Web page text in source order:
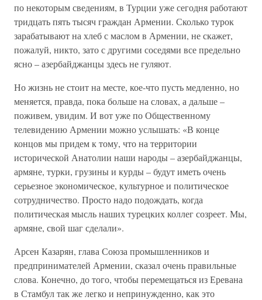
по некоторым сведениям, в Турции уже сегодня работают
тридцать пять тысяч граждан Армении. Сколько турок
зарабатывают на хлеб с маслом в Армении, не скажет,
пожалуй, никто, зато с другими соседями все предельно
ясно – азербайджанцы здесь не гуляют.
Но жизнь не стоит на месте, кое-что пусть медленно, но
меняется, правда, пока больше на словах, а дальше –
поживем, увидим. И вот уже по Общественному
телевидению Армении можно услышать: «В конце
концов мы придем к тому, что на территории
исторической Анатолии наши народы – азербайджанцы,
армяне, турки, грузины и курды – будут иметь очень
серьезное экономическое, культурное и политическое
сотрудничество. Просто надо подождать, когда
политическая мысль наших турецких коллег созреет. Мы,
армяне, свой шаг сделали».
Арсен Казарян, глава Союза промышленников и
предпринимателей Армении, сказал очень правильные
слова. Конечно, до того, чтобы перемещаться из Еревана
в Стамбул так же легко и непринужденно, как это